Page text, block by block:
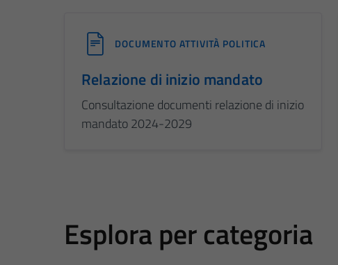
DOCUMENTO ATTIVITÀ POLITICA
Relazione di inizio mandato
Consultazione documenti relazione di inizio
mandato 2024-2029
Esplora per categoria